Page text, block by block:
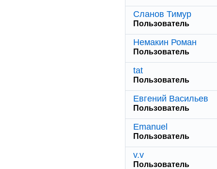
Сланов Тимур
Пользователь
Немакин Роман
Пользователь
tat
Пользователь
Евгений Васильев
Пользователь
Emanuel
Пользователь
v.v
Пользователь